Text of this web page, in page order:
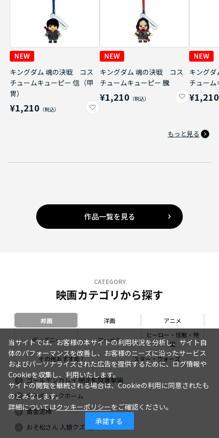
キングダム 魂の決戦 コス
チュームキューピー 信（甲
冑）
¥1,210
キングダム 魂の決戦 コス
チュームキューピー 騰
¥1,210
キング
チューム
¥1,210
もっと見る
作品一覧を見る
CATEGORY
映画カテゴリから探す
邦画 洋画 アニメ
ディズニー マーベル
ヒーロー・怪獣・特
撮
その他おすすめ！
スター・ウォーズ
ゴールデンカムイ 網走監獄襲撃編
栄光のバックホーム
黄金泥棒
おそ松さん 人類クズ化計画!!!!!?
当サイトでは、お客様の本サイトの利用状況を分析し、サイト自
体のパフォーマンスを改善し、お客様のニーズに沿ったサービス
およびパーソナライズされた広告を提供するために、ログ情報や
Cookieを収集し、利用いたします。
サイトの閲覧を継続される場合は、Cookieの利用に同意されたも
のとみなします。
詳細についてはクッキーポリシーをご確認ください。
承諾する